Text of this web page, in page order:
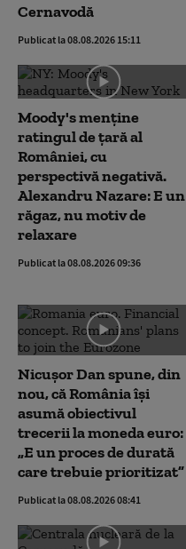
Cernavodă
Publicat la 08.08.2026 15:11
Moody's menține
ratingul de țară al
României, cu
perspectivă negativă.
Alexandru Nazare: E un
răgaz, nu motiv de
relaxare
Publicat la 08.08.2026 09:36
Nicușor Dan spune, din
nou, că România își
asumă obiectivul
trecerii la moneda euro:
„E un proces de durată
care trebuie prioritizat”
Publicat la 08.08.2026 08:41